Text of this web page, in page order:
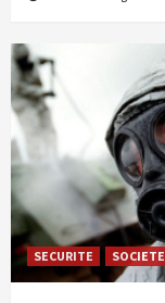
SECURITE SOCIETE